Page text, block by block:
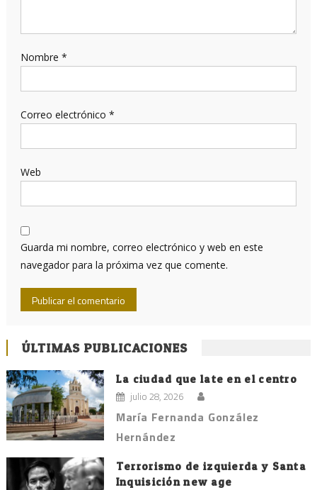
Nombre *
Correo electrónico *
Web
Guarda mi nombre, correo electrónico y web en este
navegador para la próxima vez que comente.
ÚLTIMAS PUBLICACIONES
La ciudad que late en el centro
julio 28, 2026
María Fernanda González
Hernández
Terrorismo de izquierda y Santa
Inquisición new age